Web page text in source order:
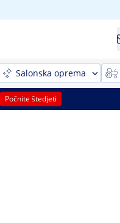
Salonska oprema
Počnite štedjeti